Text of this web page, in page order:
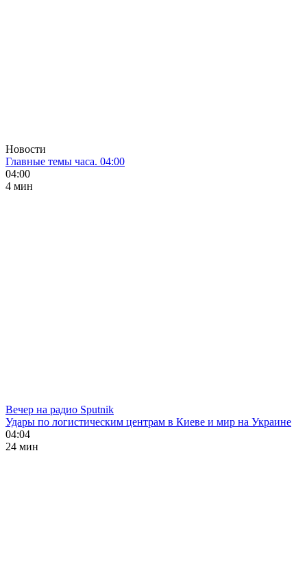
Новости
Главные темы часа. 04:00
04:00
4 мин
Вечер на радио Sputnik
Удары по логистическим центрам в Киеве и мир на Украине
04:04
24 мин